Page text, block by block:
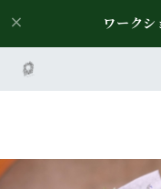
ワークシ